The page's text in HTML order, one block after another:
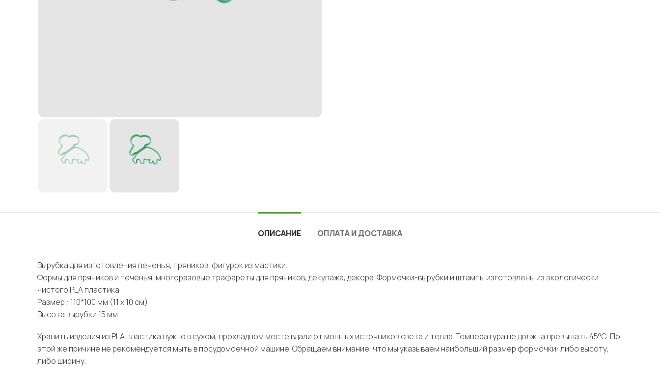
ОПИСАНИЕ ОПЛАТА И ДОСТАВКА
Вырубка для изготовления печенья, пряников, фигурок из мастики.
Формы для пряников и печенья, многоразовые трафареты для пряников, декупажа, декора. Формочки-вырубки и штампы изготовлены из экологически
чистого PLA пластика
Размер : 110*100 мм (11 х 10 см)
Высота вырубки 15 мм.
Хранить изделия из PLA пластика нужно в сухом, прохладном месте вдали от мощных источников света и тепла. Температура не должна превышать 45°С. По
этой же причине не рекомендуется мыть в посудомоечной машине. Обращаем внимание, что мы указываем наибольший размер формочки: либо высоту,
либо ширину.